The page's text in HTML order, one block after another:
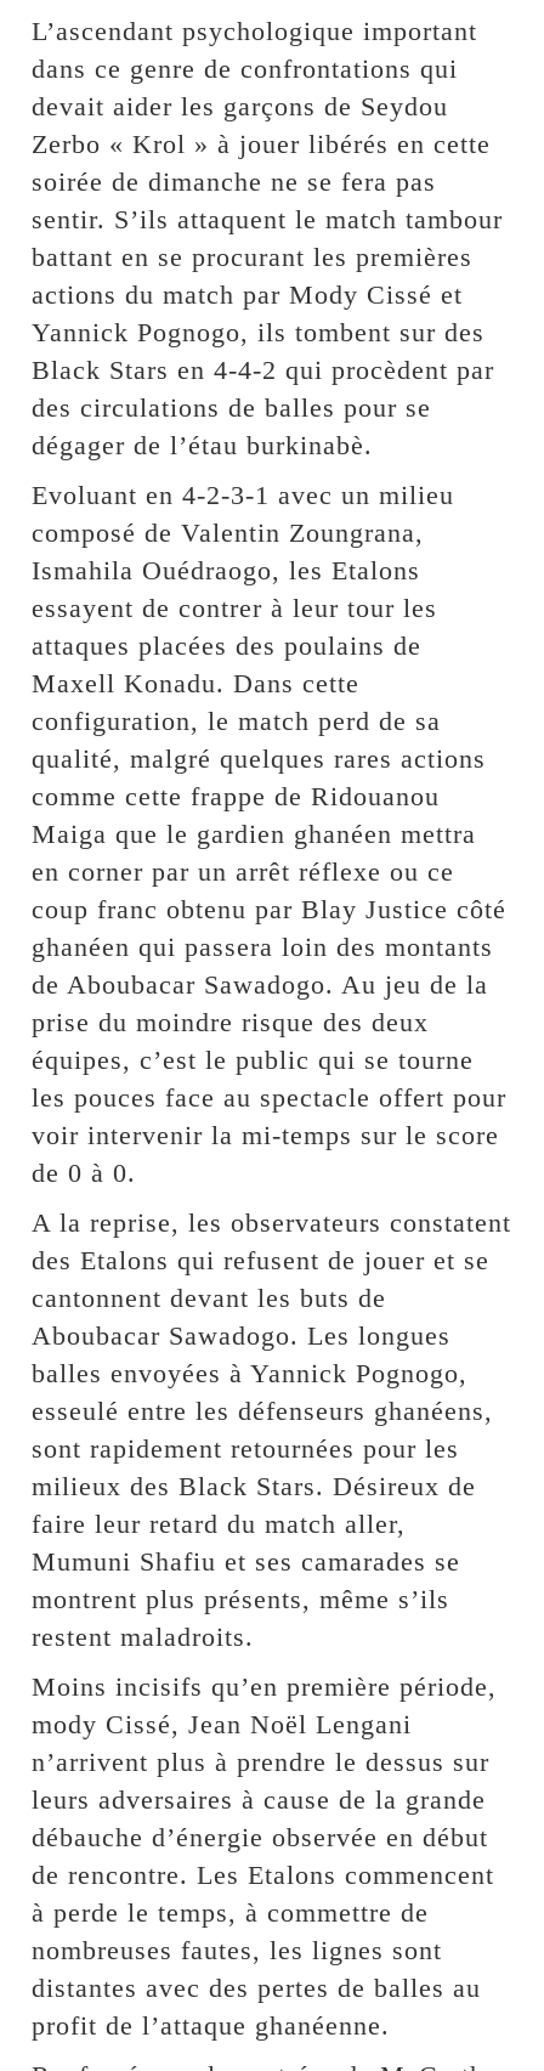
L’ascendant psychologique important
dans ce genre de confrontations qui
devait aider les garçons de Seydou
Zerbo « Krol » à jouer libérés en cette
soirée de dimanche ne se fera pas
sentir. S’ils attaquent le match tambour
battant en se procurant les premières
actions du match par Mody Cissé et
Yannick Pognogo, ils tombent sur des
Black Stars en 4-4-2 qui procèdent par
des circulations de balles pour se
dégager de l’étau burkinabè.
Evoluant en 4-2-3-1 avec un milieu
composé de Valentin Zoungrana,
Ismahila Ouédraogo, les Etalons
essayent de contrer à leur tour les
attaques placées des poulains de
Maxell Konadu. Dans cette
configuration, le match perd de sa
qualité, malgré quelques rares actions
comme cette frappe de Ridouanou
Maiga que le gardien ghanéen mettra
en corner par un arrêt réflexe ou ce
coup franc obtenu par Blay Justice côté
ghanéen qui passera loin des montants
de Aboubacar Sawadogo. Au jeu de la
prise du moindre risque des deux
équipes, c’est le public qui se tourne
les pouces face au spectacle offert pour
voir intervenir la mi-temps sur le score
de 0 à 0.
A la reprise, les observateurs constatent
des Etalons qui refusent de jouer et se
cantonnent devant les buts de
Aboubacar Sawadogo. Les longues
balles envoyées à Yannick Pognogo,
esseulé entre les défenseurs ghanéens,
sont rapidement retournées pour les
milieux des Black Stars. Désireux de
faire leur retard du match aller,
Mumuni Shafiu et ses camarades se
montrent plus présents, même s’ils
restent maladroits.
Moins incisifs qu’en première période,
mody Cissé, Jean Noël Lengani
n’arrivent plus à prendre le dessus sur
leurs adversaires à cause de la grande
débauche d’énergie observée en début
de rencontre. Les Etalons commencent
à perde le temps, à commettre de
nombreuses fautes, les lignes sont
distantes avec des pertes de balles au
profit de l’attaque ghanéenne.